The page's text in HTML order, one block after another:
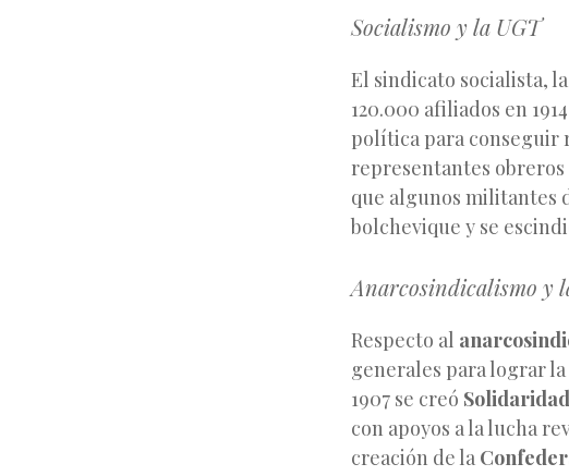
Socialismo y la UGT
El sindicato socialista, la
120.000 afiliados en
política para conseguir
representantes
que algunos militantes
bolchevique y se
Anarcosindicalismo y
Respecto al
generales para lograr
1907 se creó
con apoyos a la lucha
creación de la